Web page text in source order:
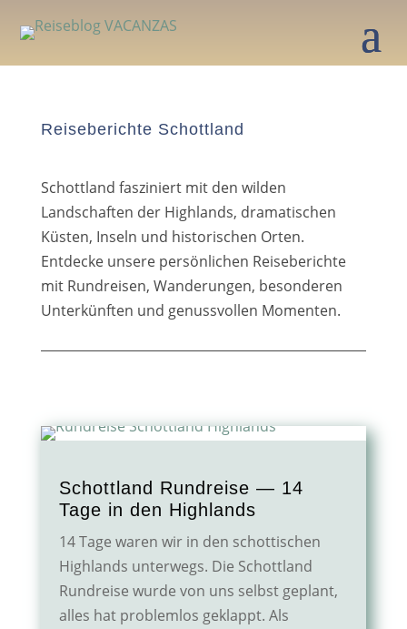
Reiseberichte Schottland
Schottland fas­zi­niert mit den wil­den
Landschaften der Highlands, dra­ma­ti­schen
Küsten, Inseln und his­to­ri­schen Orten.
Entdecke unse­re per­sön­li­chen Reiseberichte
mit Rundreisen, Wanderungen, beson­de­ren
Unterkünften und genuss­vol­len Momenten.
Schottland Rundreise — 14
Tage in den Highlands
14 Tage waren wir in den schottischen
Highlands unterwegs. Die Schottland
Rundreise wurde von uns selbst geplant,
alles hat problemlos geklappt. Als